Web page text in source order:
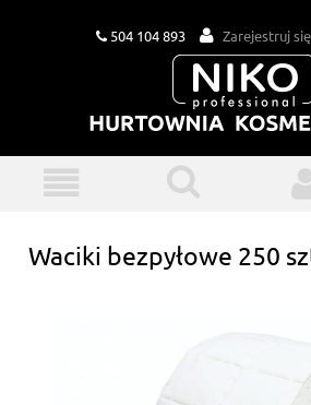
504 104 893 Zarejestruj się
Waciki bezpyłowe 250